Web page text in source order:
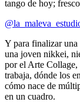
tango de hoy;
Y para finalizar
una joven nikkei,
por el Arte Collage,
trabaja, dónde los
cómo nace de
en un cuadro.